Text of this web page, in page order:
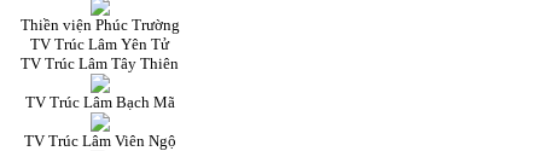
Thiền viện Phúc Trường
TV Trúc Lâm Yên Tử
TV Trúc Lâm Tây Thiên
TV Trúc Lâm Bạch Mã
TV Trúc Lâm Viên Ngộ